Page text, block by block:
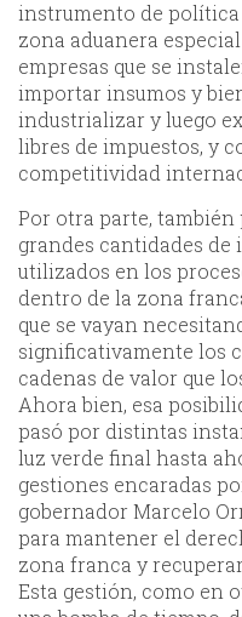
instrumento de
zona aduanera
empresas que se
importar insumos y
industrializar y luego
libres de impuestos, y
competitividad
Por otra parte,
grandes cantidades
utilizados en los
dentro de la zona
que se vayan
significativamente los
cadenas de valor que
Ahora bien, esa
pasó por distintas
luz verde final hasta
gestiones encaradas
gobernador Marcelo
para mantener el
zona franca y
Esta gestión, como en